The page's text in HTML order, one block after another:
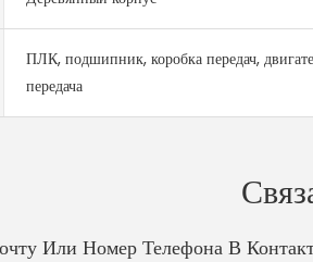
ПЛК, подшипник, коробка передач,
передача
Или Номер Телефона В